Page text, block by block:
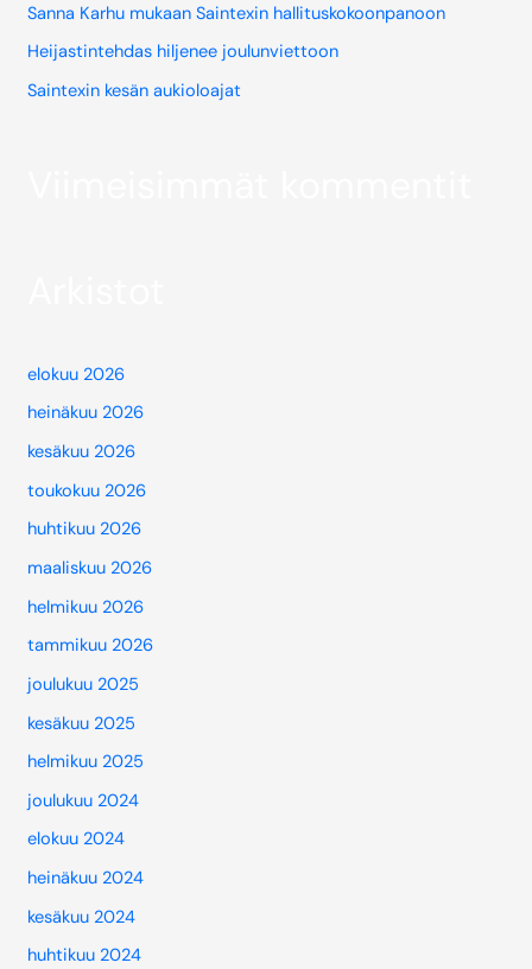
Sanna Karhu mukaan Saintexin hallituskokoonpanoon
Heijastintehdas hiljenee joulunviettoon
Saintexin kesän aukioloajat
elokuu 2026
heinäkuu 2026
kesäkuu 2026
toukokuu 2026
huhtikuu 2026
maaliskuu 2026
helmikuu 2026
tammikuu 2026
joulukuu 2025
kesäkuu 2025
helmikuu 2025
joulukuu 2024
elokuu 2024
heinäkuu 2024
kesäkuu 2024
huhtikuu 2024